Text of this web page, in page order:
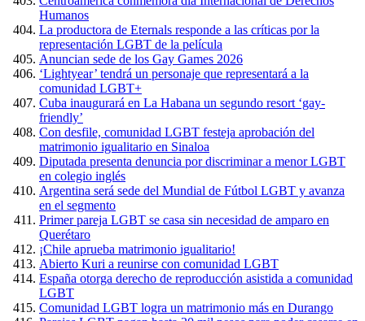
Humanos
La productora de Eternals responde a las críticas por la
representación LGBT de la película
Anuncian sede de los Gay Games 2026
‘Lightyear’ tendrá un personaje que representará a la
comunidad LGBT+
Cuba inaugurará en La Habana un segundo resort ‘gay-
friendly’
Con desfile, comunidad LGBT festeja aprobación del
matrimonio igualitario en Sinaloa
Diputada presenta denuncia por discriminar a menor LGBT
en colegio inglés
Argentina será sede del Mundial de Fútbol LGBT y avanza
en el segmento
Primer pareja LGBT se casa sin necesidad de amparo en
Querétaro
¡Chile aprueba matrimonio igualitario!
Abierto Kuri a reunirse con comunidad LGBT
España otorga derecho de reproducción asistida a comunidad
LGBT
Comunidad LGBT logra un matrimonio más en Durango